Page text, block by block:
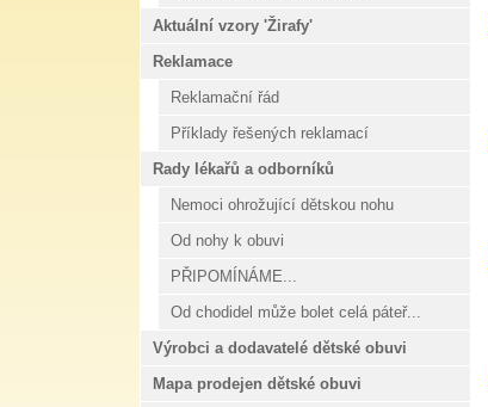
Aktuální vzory 'Žirafy'
Reklamace
Reklamační řád
Příklady řešených reklamací
Rady lékařů a odborníků
Nemoci ohrožující dětskou nohu
Od nohy k obuvi
PŘIPOMÍNÁME...
Od chodidel může bolet celá páteř...
Výrobci a dodavatelé dětské obuvi
Mapa prodejen dětské obuvi